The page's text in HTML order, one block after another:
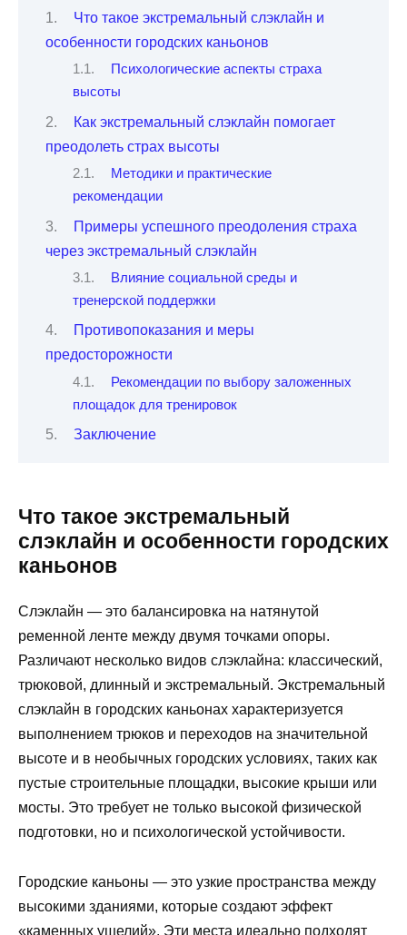
Что такое экстремальный слэклайн и
особенности городских каньонов
Психологические аспекты страха
высоты
Как экстремальный слэклайн помогает
преодолеть страх высоты
Методики и практические
рекомендации
Примеры успешного преодоления страха
через экстремальный слэклайн
Влияние социальной среды и
тренерской поддержки
Противопоказания и меры
предосторожности
Рекомендации по выбору заложенных
площадок для тренировок
Заключение
Что такое экстремальный
слэклайн и особенности городских
каньонов
Слэклайн — это балансировка на натянутой
ременной ленте между двумя точками опоры.
Различают несколько видов слэклайна: классический,
трюковой, длинный и экстремальный. Экстремальный
слэклайн в городских каньонах характеризуется
выполнением трюков и переходов на значительной
высоте и в необычных городских условиях, таких как
пустые строительные площадки, высокие крыши или
мосты. Это требует не только высокой физической
подготовки, но и психологической устойчивости.
Городские каньоны — это узкие пространства между
высокими зданиями, которые создают эффект
«каменных ущелий». Эти места идеально подходят